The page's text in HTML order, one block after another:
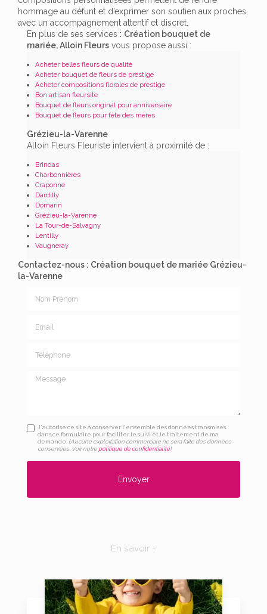
hommage au défunt et d’exprimer son soutien aux proches,
avec un accompagnement attentif et discret.
En plus de ses services : Création bouquet de
mariée, Alloin Fleurs vous propose aussi :
Acheter belles fleurs de qualité
Acheter bouquet de fleurs de prestige
Acheter compositions florales de prestige
Bon artisan fleursite
Bouquet de fleurs original pour anniversaire
Bouquet de fleurs pour fête des mères
Grézieu-la-Varenne
Alloin Fleurs Fleuriste intervient à proximité de :
Brindas
Charbonnières
Craponne
Dardilly
Domarin
Grézieu-la-Varenne
La Tour-de-Salvagny
Lentilly
Vaugneray
Contactez-nous : Création bouquet de mariée Grézieu-
la-Varenne
Message
J'autorise ce site à conserver l'ensemble des données transmises
dans ce formulaire pour faciliter le suivi et le traitement de ma
demande. (Aucune exploitation commerciale ne sera faite des données
conservées. Voir notre politique de confidentialité)
En savoir +